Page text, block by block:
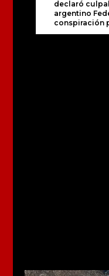
declaró
argentino
conspiración